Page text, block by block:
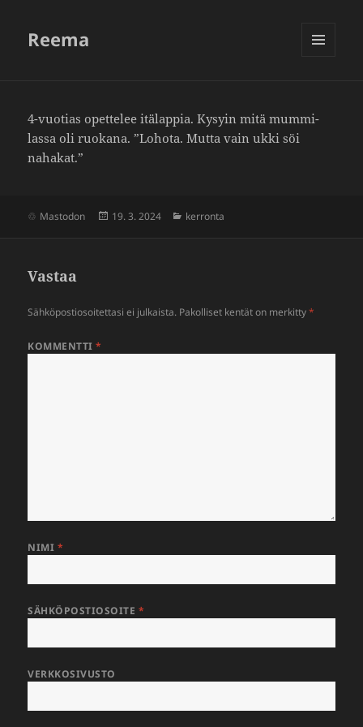
Reema
4-vuotias opet­telee itälappia. Kysyin mitä mummi­
lassa oli ruokana. ”Lohota. Mutta vain ukki söi
nahakat.”
Mastodon Julkaistu
19. 3. 2024 Kategoriat
kerronta
Vastaa
Sähköpostiosoitettasi ei julkaista. Pakolliset kentät on merkitty*
KOMMENTTI*
NIMI *
SÄHKÖPOSTIOSOITE *
VERKKOSIVUSTO